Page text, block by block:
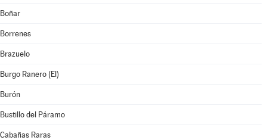
Boñar
Borrenes
Brazuelo
Burgo Ranero (El)
Burón
Bustillo del Páramo
Cabañas Raras